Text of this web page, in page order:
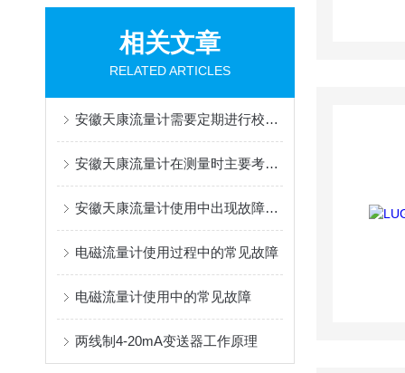
相关文章
RELATED ARTICLES
安徽天康流量计需要定期进行校准和维护
安徽天康流量计在测量时主要考虑以下因素
安徽天康流量计使用中出现故障的处理方法
电磁流量计使用过程中的常见故障
电磁流量计使用中的常见故障
两线制4-20mA变送器工作原理